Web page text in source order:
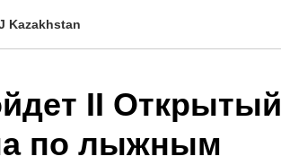
Kazakhstan
II Открытый
по лыжным